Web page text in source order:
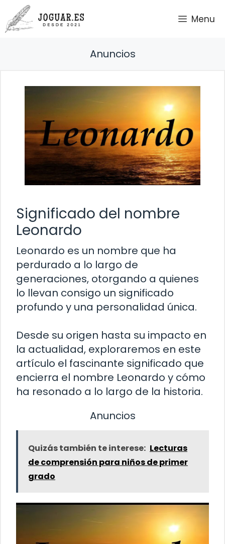
Saltar
al
contenido
Menu
Anuncios
Significado del nombre
Leonardo
Leonardo es un nombre que ha
perdurado a lo largo de
generaciones, otorgando a quienes
lo llevan consigo un significado
profundo y una personalidad única.
Desde su origen hasta su impacto en
la actualidad, exploraremos en este
artículo el fascinante significado que
encierra el nombre Leonardo y cómo
ha resonado a lo largo de la historia.
Anuncios
Quizás también te interese: Lecturas
de comprensión para niños de primer
grado